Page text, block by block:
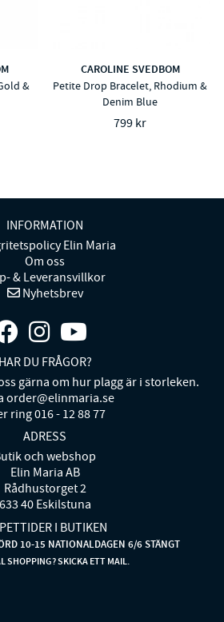
&
CAROLINE SVEDBOM
Petite Drop Bracelet, Rhodium &
Denim Blue
799 kr
INFORMATION
Elin Maria
Om oss
& Leveransvillkor
Nyhetsbrev
HAR DU FRÅGOR?
gärna om hur plagg är i storleken.
order@elinmaria.se
ring 016 - 12 88 77
ADRESS
och webshop
Elin Maria AB
Rådhustorget 2
633 40 Eskilstuna
I BUTIKEN
10-15 NATIONALDAGEN 6/6 STÄNGT
SHOPPING? SKICKA ETT MAIL.